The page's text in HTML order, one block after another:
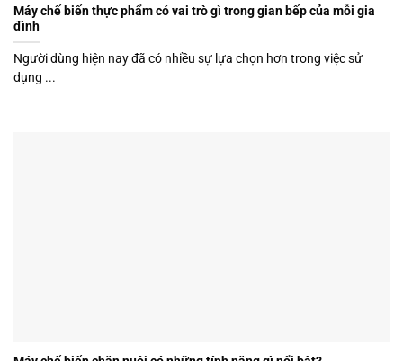
Máy chế biến thực phẩm có vai trò gì trong gian bếp của mỗi gia
đình
Người dùng hiện nay đã có nhiều sự lựa chọn hơn trong việc sử
dụng ...